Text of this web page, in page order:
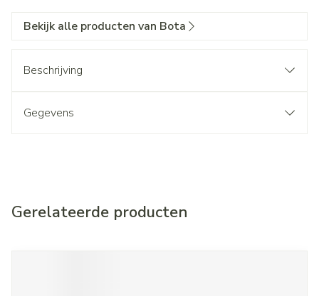
Bekijk alle producten van Bota
Beschrijving
Gegevens
Gerelateerde producten